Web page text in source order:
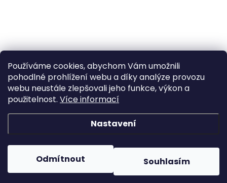
Používáme cookies, abychom Vám umožnili
pohodlné prohlížení webu a díky analýze provozu
webu neustále zlepšovali jeho funkce, výkon a
použitelnost. Více informací
Nastavení
Odmítnout Souhlasím